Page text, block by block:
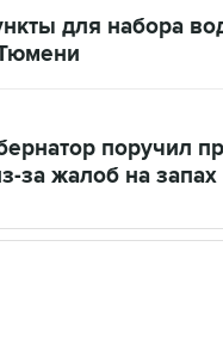
для набора
поручил
за жалоб на запах